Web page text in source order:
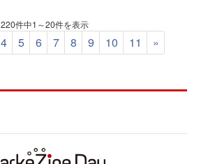
220件中1～20件を表示
4 5 6 7 8 9 10 11 »